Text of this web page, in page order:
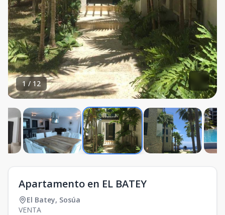
1/ 12
Apartamento en EL BATEY
El Batey, Sosúa
VENTA